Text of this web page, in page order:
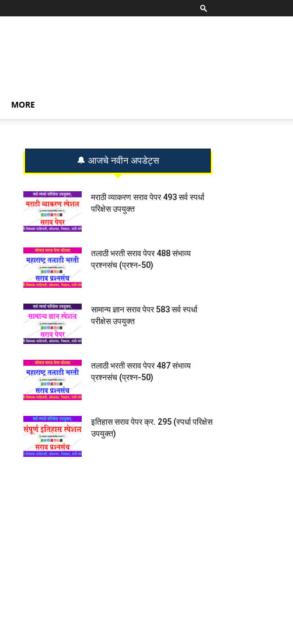
MORE
🔔 आजचे नवीन अपडेट्स
मराठी व्याकरण सराव पेपर 493 सर्व स्पर्धा
परिक्षेस उपयुक्त
तलाठी भरती सराव पेपर 488 संभाव्य
प्रश्नसंच (प्रश्न-50)
सामान्य ज्ञान सराव पेपर 583 सर्व स्पर्धा
परीक्षेस उपयुक्त
तलाठी भरती सराव पेपर 487 संभाव्य
प्रश्नसंच (प्रश्न-50)
इतिहास सराव पेपर क्र. 295 (स्पर्धा परिक्षेस
उपयुक्त)